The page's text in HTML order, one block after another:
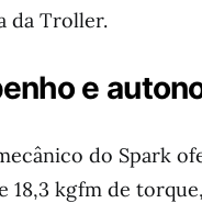
da Troller.
e
do Spark
18,3 kgfm de